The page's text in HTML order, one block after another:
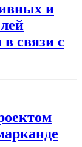
и
связи с